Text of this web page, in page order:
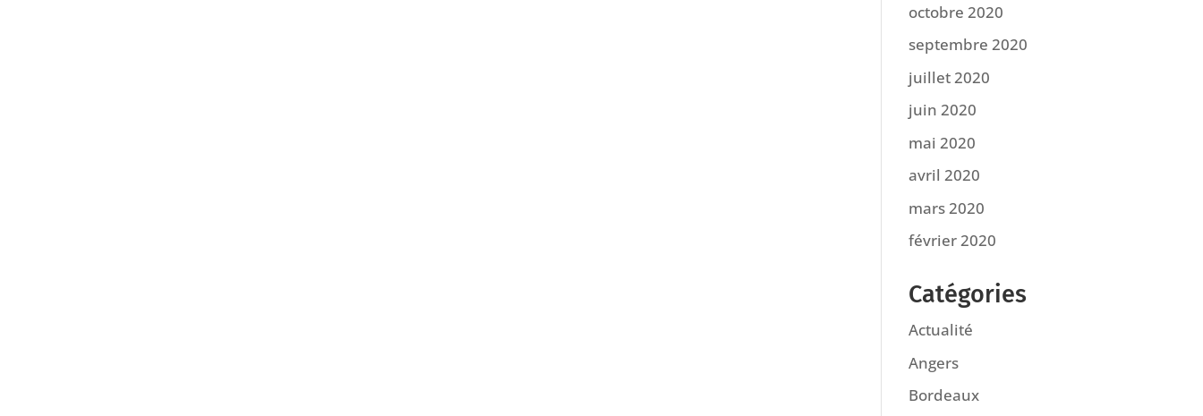
octobre 2020
septembre 2020
juillet 2020
juin 2020
mai 2020
avril 2020
mars 2020
février 2020
Catégories
Actualité
Angers
Bordeaux